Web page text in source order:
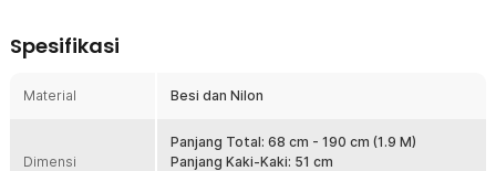
perangkat bergoyang saat digunakan. Sangat cocok untuk
dengan hasil yang lebih konsisten.
Tiang utama dapat diperpanjang mulai dari 68 cm hingga 190 cm
sehingga mudah disesuaikan dengan kebutuhan pengambilan
Spesifikasi
Material Besi dan Nilon
Dimensi
Panjang Total: 68 cm - 190 cm (1.9 M)
Panjang Kaki-Kaki: 51 cm